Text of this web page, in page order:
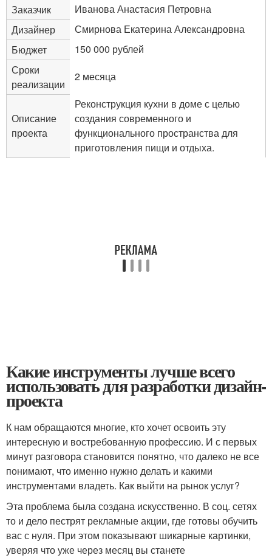
Заказчик
Иванова Анастасия Петровна
Дизайнер
Смирнова Екатерина Александровна
Бюджет
150 000 рублей
Сроки
реализации
2 месяца
Описание
проекта
Реконструкция кухни в доме с целью
создания современного и
функционального пространства для
приготовления пищи и отдыха.
Какие инструменты лучше всего
использовать для разработки дизайн-
проекта
К нам обращаются многие, кто хочет освоить эту
интересную и востребованную профессию. И с первых
минут разговора становится понятно, что далеко не все
понимают, что именно нужно делать и какими
инструментами владеть. Как выйти на рынок услуг?
Эта проблема была создана искусственно. В соц. сетях
то и дело пестрят рекламные акции, где готовы обучить
вас с нуля. При этом показывают шикарные картинки,
уверяя что уже через месяц вы станете